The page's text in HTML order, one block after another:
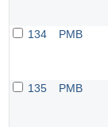
134 PMB
135 PMB